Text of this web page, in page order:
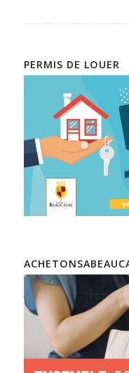
PERMIS DE LOUER